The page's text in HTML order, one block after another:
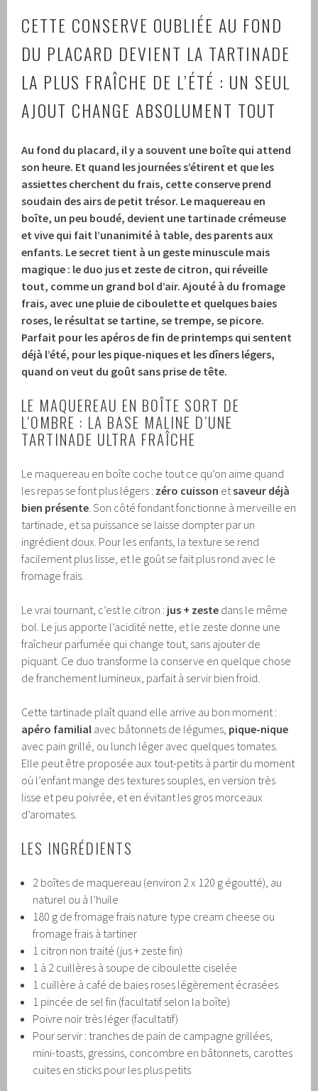
CETTE CONSERVE OUBLIÉE AU FOND
DU PLACARD DEVIENT LA TARTINADE
LA PLUS FRAÎCHE DE L’ÉTÉ : UN SEUL
AJOUT CHANGE ABSOLUMENT TOUT
Au fond du placard, il y a souvent une boîte qui attend
son heure. Et quand les journées s’étirent et que les
assiettes cherchent du frais, cette conserve prend
soudain des airs de petit trésor. Le maquereau en
boîte, un peu boudé, devient une tartinade crémeuse
et vive qui fait l’unanimité à table, des parents aux
enfants. Le secret tient à un geste minuscule mais
magique : le duo jus et zeste de citron, qui réveille
tout, comme un grand bol d’air. Ajouté à du fromage
frais, avec une pluie de ciboulette et quelques baies
roses, le résultat se tartine, se trempe, se picore.
Parfait pour les apéros de fin de printemps qui sentent
déjà l’été, pour les pique-niques et les dîners légers,
quand on veut du goût sans prise de tête.
LE MAQUEREAU EN BOÎTE SORT DE
L’OMBRE : LA BASE MALINE D’UNE
TARTINADE ULTRA FRAÎCHE
Le maquereau en boîte coche tout ce qu’on aime quand
les repas se font plus légers : zéro cuisson etsaveur déjà
bien présente . Son côté fondant fonctionne à merveille en
tartinade, et sa puissance se laisse dompter par un
ingrédient doux. Pour les enfants, la texture se rend
facilement plus lisse, et le goût se fait plus rond avec le
fromage frais.
Le vrai tournant, c’est le citron : jus + zeste dans le même
bol. Le jus apporte l’acidité nette, et le zeste donne une
fraîcheur parfumée qui change tout, sans ajouter de
piquant. Ce duo transforme la conserve en quelque chose
de franchement lumineux, parfait à servir bien froid.
Cette tartinade plaît quand elle arrive au bon moment :
apéro familial avec bâtonnets de légumes, pique-nique
avec pain grillé, ou lunch léger avec quelques tomates.
Elle peut être proposée aux tout-petits à partir du moment
où l’enfant mange des textures souples, en version très
lisse et peu poivrée, et en évitant les gros morceaux
d’aromates.
LES INGRÉDIENTS
2 boîtes de maquereau (environ 2 x 120 g égoutté), au
naturel ou à l’huile
180 g de fromage frais nature type cream cheese ou
fromage frais à tartiner
1 citron non traité (jus + zeste fin)
1 à 2 cuillères à soupe de ciboulette ciselée
1 cuillère à café de baies roses légèrement écrasées
1 pincée de sel fin (facultatif selon la boîte)
Poivre noir très léger (facultatif)
Pour servir : tranches de pain de campagne grillées,
mini-toasts, gressins, concombre en bâtonnets, carottes
cuites en sticks pour les plus petits